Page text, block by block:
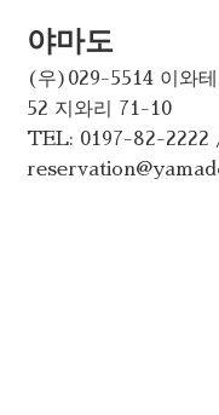
야마도
(우)029-5514 이와
52 지와리 71-10
TEL: 0197-82-